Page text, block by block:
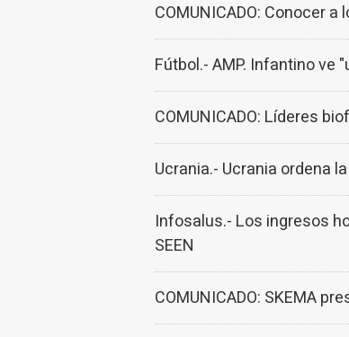
COMUNICADO: Conocer
Fútbol.- AMP. Infantino ve
COMUNICADO: Líderes
Ucrania.- Ucrania ordena
Infosalus.- Los ingresos
SEEN
COMUNICADO: SKEMA